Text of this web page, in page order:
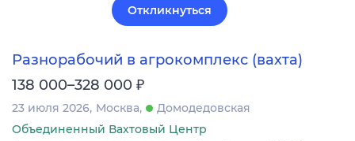
Откликнуться
Разнорабочий в агрокомплекс (вахта)
138 000–328 000 ₽
23 июля 2026 Москва
Домодедовская
Объединенный Вахтовый Центр